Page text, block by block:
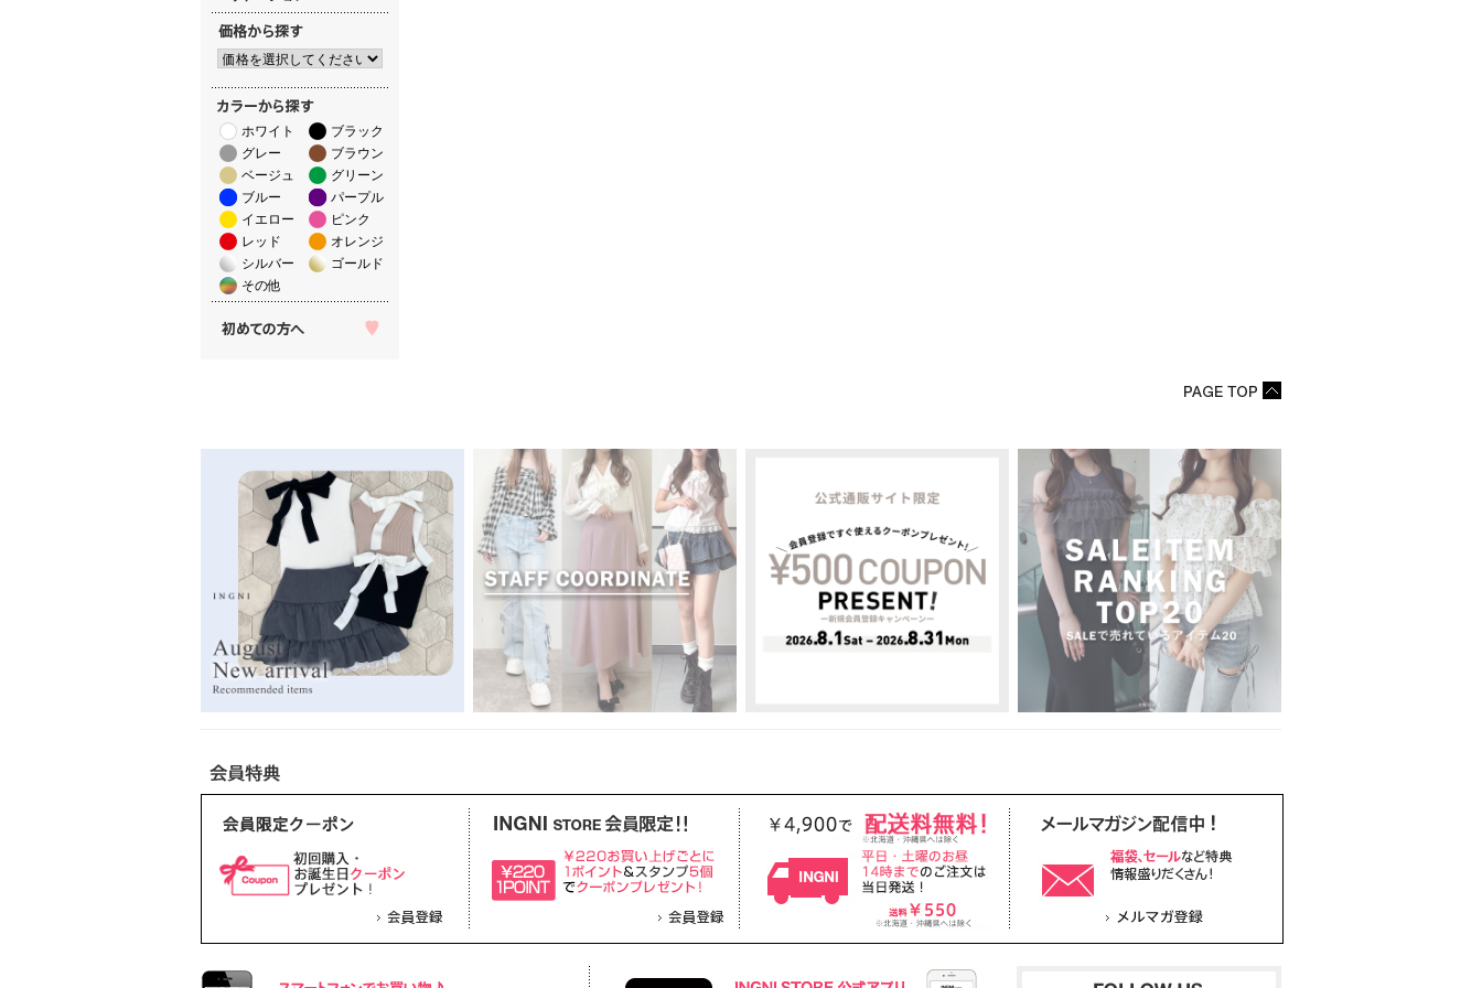
ホワイト
ブラック
グレー
ブラウン
ベージュ
グリーン
ブルー
パープル
イエロー
ピンク
レッド
オレンジ
シルバー
ゴールド
その他